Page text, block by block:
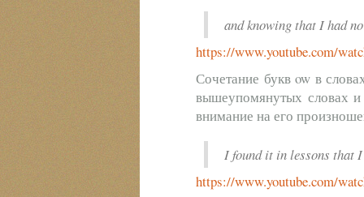
and knowing that I had
https://www.youtube.com/
Сочетание букв ow в
вышеупомянутых словах
внимание на его
I found it in lessons that
https://www.youtube.com/